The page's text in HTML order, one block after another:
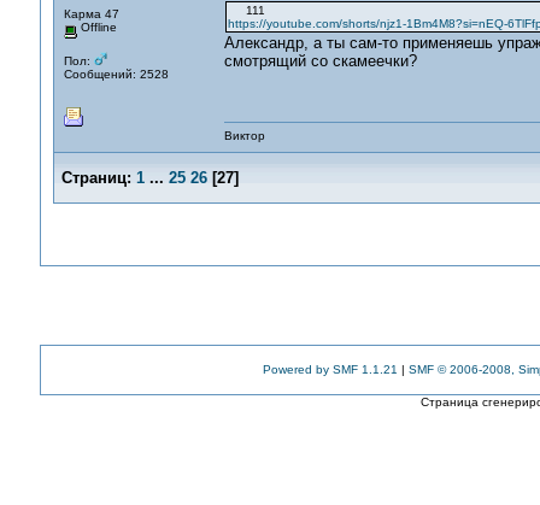
Карма 47
Offline
Пол:
Сообщений: 2528
111
https://youtube.com/shorts/njz1-1Bm4M8?si=nEQ-
Александр, а ты сам-то применяешь
смотрящий со скамеечки?
Виктор
Страниц: 1 ... 25 26[27]
Powered by SMF 1.1.21 | SMF © 2006-2008,
Страница